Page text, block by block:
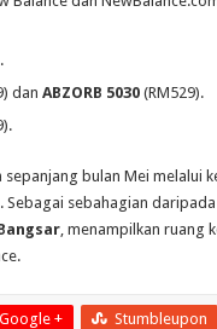
dan ABZORB 5030 (RM529).
bulan Mei melalui
Sebagai sebahagian
, menampilkan ruang
Google + Stumbleupon